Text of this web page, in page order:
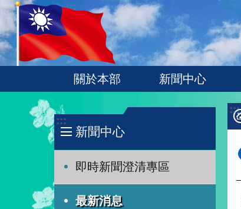
跳到主要內容區塊
:::
關於本部 新聞中心
:::
新聞中心
即時新聞澄清專區
最新消息
:::